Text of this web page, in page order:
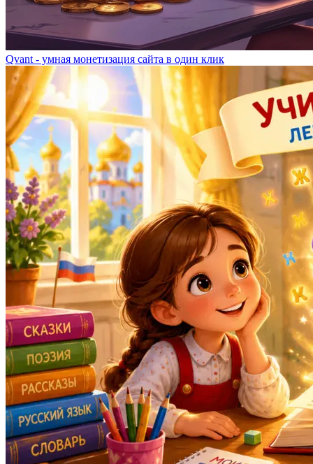
Qvant - умная монетизация сайта в один клик